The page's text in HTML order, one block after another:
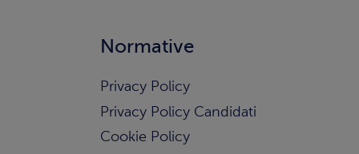
Normative
Privacy Policy
Privacy Policy Candidati
Cookie Policy